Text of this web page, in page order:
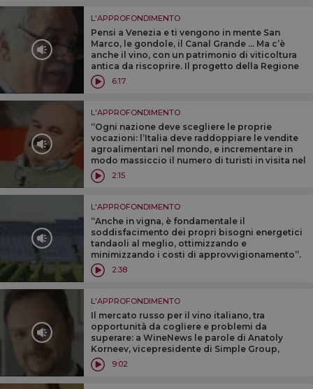
L'APPROFONDIMENTO
Pensi a Venezia e ti vengono in mente San
Marco, le gondole, il Canal Grande ... Ma c’è
anche il vino, con un patrimonio di viticoltura
antica da riscoprire. Il progetto della Regione
‘‘La Grande Venezia del vino’’ nelle parole del
professor Scienza
6:17
L'APPROFONDIMENTO
‘‘Ogni nazione deve scegliere le proprie
vocazioni: l’Italia deve raddoppiare le vendite
agroalimentari nel mondo, e incrementare in
modo massiccio il numero di turisti in visita nel
nostro Paese’’. Parola del patron di Eataly,
Oscar Farinetti
2:15
L'APPROFONDIMENTO
‘‘Anche in vigna, è fondamentale il
soddisfacimento dei propri bisogni energetici
tandaoli al meglio, ottimizzando e
minimizzando i costi di approvvigionamento’’.
A Wine News, Marco Pezzaglia, a capo di
Efficiency Now
2:38
L'APPROFONDIMENTO
Il mercato russo per il vino italiano, tra
opportunità da cogliere e problemi da
superare: a WineNews le parole di Anatoly
Korneev, vicepresidente di Simple Group,
importatore e distributore leader dell’Italia
enoica in Russia
9:02